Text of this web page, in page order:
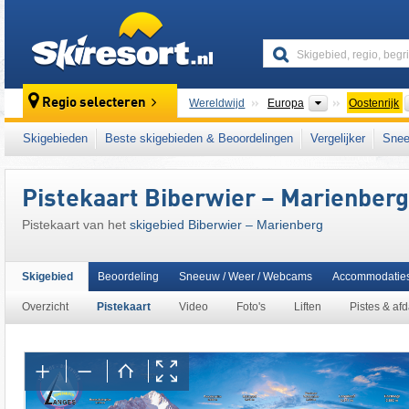
Regio selecteren Wereldwijd Europa Continenten
Oostenrijk
Dit skigebied ligt ook in: Zwischentoren ,
Tiroler Alpen noordelijke
oostelijk deel van de Alpen, Alpen, West-
Skigebieden Beste skigebieden & Beoordelingen Vergelijker
Pistekaart Biberwier – Marienberg
Pistekaart van het skigebied Biberwier – Marienberg
Skigebied
Overzicht Pistekaart Video Foto's Liften Pistes &
Beoordeling Sneeuw / Weer / Webcams